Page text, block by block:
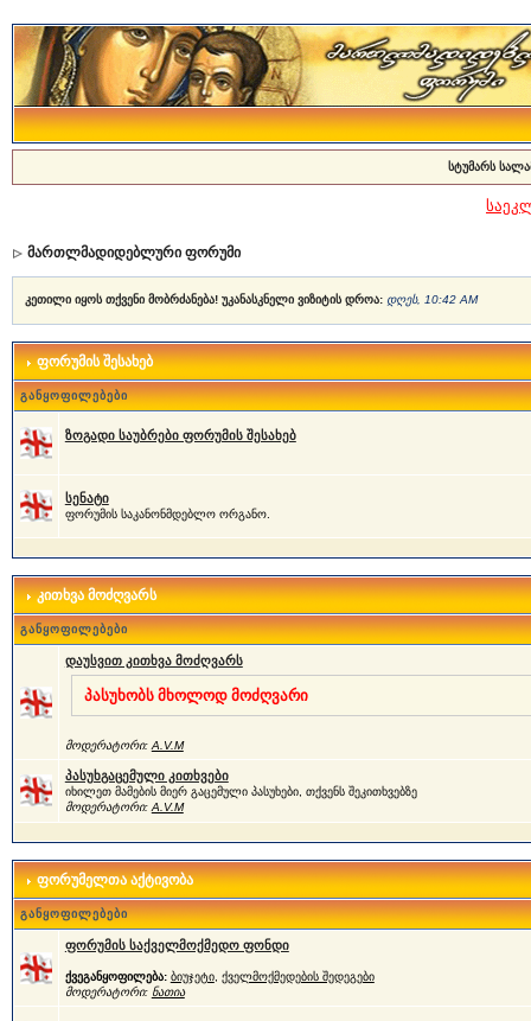
სტუმარს
მართლმადიდებლური ფორუმი
კეთილი იყოს თქვენი მობრძანება! უკანასკნელი ვიზიტის დროა: დღეს, 10:42 AM
ფორუმის შესახებ
განყოფილებები
ზოგადი საუბრები ფორუმის შესახებ
სენატი
ფორუმის საკანონმდებლო ორგანო.
კითხვა მოძღვარს
განყოფილებები
დაუსვით კითხვა მოძღვარს
პასუხობს მხოლოდ მოძღვარი
მოდერატორი: A.V.M
პასუხგაცემული კითხვები
იხილეთ მამების მიერ გაცემული პასუხები, თქვენს შეკითხვებზე
მოდერატორი: A.V.M
ფორუმელთა აქტივობა
განყოფილებები
ფორუმის საქველმოქმედო ფონდი
ქვეგანყოფილება: ბიუჯეტი, ქველმოქმედების შედეგები
მოდერატორი: ნათია